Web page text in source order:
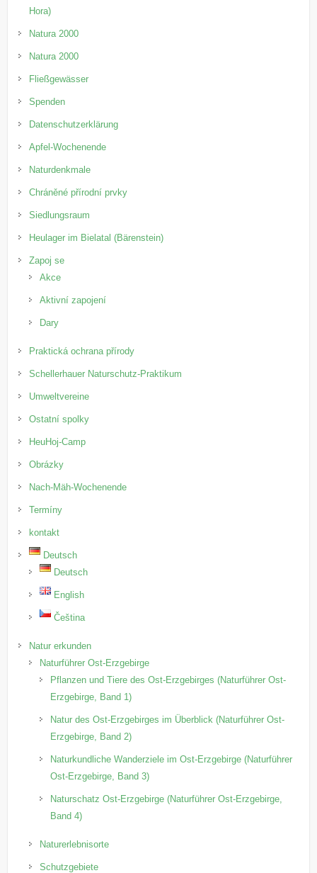
Hora)
Natura 2000
Natura 2000
Fließgewässer
Spenden
Datenschutzerklärung
Apfel-Wochenende
Naturdenkmale
Chráněné přírodní prvky
Siedlungsraum
Heulager im Bielatal (Bärenstein)
Zapoj se
Akce
Aktivní zapojení
Dary
Praktická ochrana přírody
Schellerhauer Naturschutz-Praktikum
Umweltvereine
Ostatní spolky
HeuHoj-Camp
Obrázky
Nach-Mäh-Wochenende
Termíny
kontakt
Deutsch
Deutsch
English
Čeština
Natur erkunden
Naturführer Ost-Erzgebirge
Pflanzen und Tiere des Ost-Erzgebirges (Naturführer Ost-
Erzgebirge, Band 1)
Natur des Ost-Erzgebirges im Überblick (Naturführer Ost-
Erzgebirge, Band 2)
Naturkundliche Wanderziele im Ost-Erzgebirge (Naturführer
Ost-Erzgebirge, Band 3)
Naturschatz Ost-Erzgebirge (Naturführer Ost-Erzgebirge,
Band 4)
Naturerlebnisorte
Schutzgebiete